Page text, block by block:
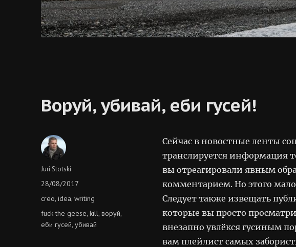
Воруй, убивай, еби гусей!
Сейчас в новостные ленты
транслируется информация
вы отреагировали явным
комментарием. Но этого
Следует также извещать
которые вы просто
внезапно увлёкся гусиным
вам плейлист самых
Author
Juri Stotski
Posted
28/08/2017
Categories
creo,idea,writing
Tags
fuck the geese,kill,воруй,
еби гусей,убивай